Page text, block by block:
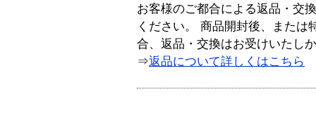
お客様のご都合による返品・交
ください。 商品開封後、または
合、返品・交換はお受けいたし
⇒返品について詳しくはこちら